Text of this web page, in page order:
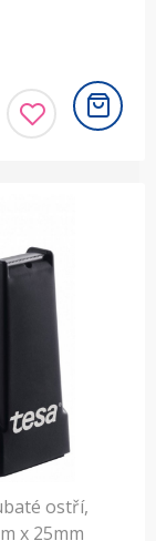
ostří,
x 25mm